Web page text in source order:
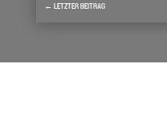
← LETZTER BEITRAG